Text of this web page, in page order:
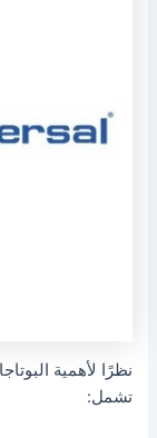
نظرًا لأهمية
تشمل: